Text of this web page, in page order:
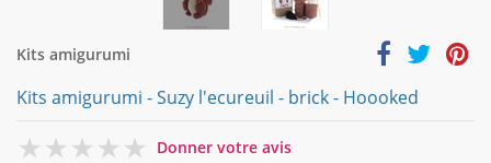
Kits amigurumi
Kits amigurumi - Suzy l'ecureuil - brick - Hoooked
0
Donner votre avis